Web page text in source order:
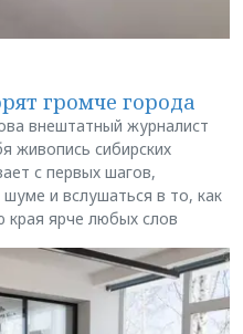
громче города
внештатный журналист
живопись сибирских
с первых шагов,
и вслушаться в то, как
края ярче любых слов